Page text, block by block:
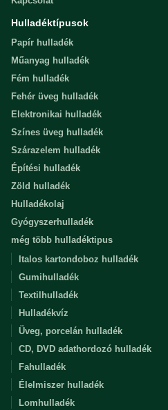
Hulladéktípusok
Papír hulladék
Műanyag hulladék
Fém hulladék
Fehér üveg hulladék
Elektronikai hulladék
Színes üveg hulladék
Szárazelem hulladék
Építési hulladék
Zöld hulladék
Hulladékolaj
Gyógyszerhulladék
még több hulladéktipus
Italos kartondoboz hulladék
Gumihulladék
Textilhulladék
Hulladékvíz
Üveg, porcelán hulladék
CD, DVD adathordozó hulladék
Fahulladék
Élelmiszer hulladék
Lomhulladék